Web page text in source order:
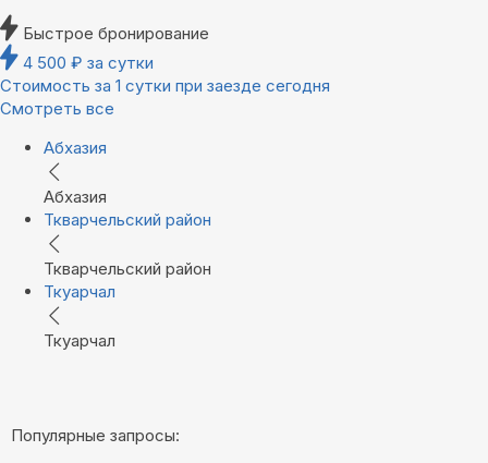
Быстрое бронирование
4 500 ₽ за сутки
Стоимость за 1 сутки при заезде сегодня
Смотреть все
Абхазия
Абхазия
Ткварчельский район
Ткварчельский район
Ткуарчал
Ткуарчал
Популярные запросы: